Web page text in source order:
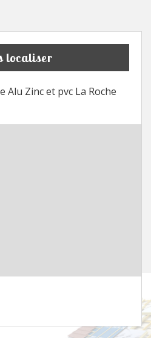
localiser
Zinc et pvc La Roche